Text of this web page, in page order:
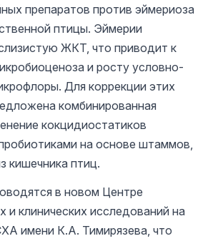
препаратов против эймериоза
птицы. Эймерии
ЖКТ, что приводит к
и росту условно-
Для коррекции этих
комбинированная
кокцидиостатиков
на основе штаммов,
кишечника птиц.
в новом Центре
и клинических исследований на
имени К.А. Тимирязева, что